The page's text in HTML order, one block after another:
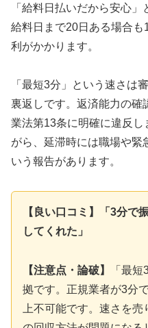
「給料日払いだから安心」
給料日まで20日ある場合
利がかかります。
「最短3分」という速さは
裏返しです。返済能力の確
業法第13条に明確に違反
がら、延滞時には職場や緊
いう報告があります。
【良い口コミ】「3分で
してくれた」
【注意点・論破】
「最
拠です。正規業者が3分
上不可能です。速さを